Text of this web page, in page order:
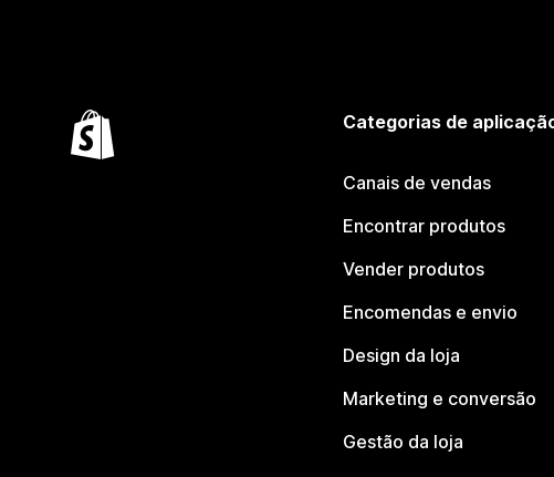
Categorias de
Canais de vendas
Encontrar produtos
Vender produtos
Encomendas e envio
Design da loja
Marketing e conversão
Gestão da loja